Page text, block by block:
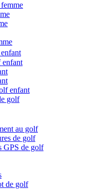
enfant
enfant
golf
au golf
de golf
GPS de golf
de golf